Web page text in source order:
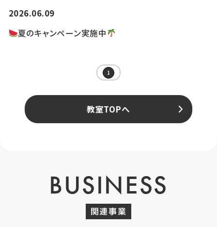
2026.06.09
夏のキャンペーン実施中
1
教室TOPへ
BUSINESS
関連事業